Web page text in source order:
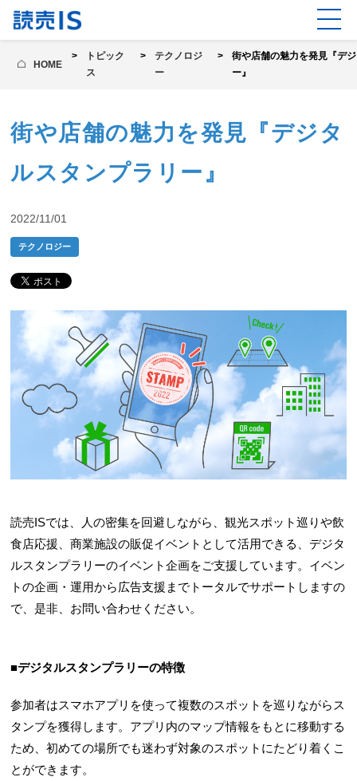
HOME
トピック
ス
テクノロジ
ー
街や店舗の魅力を発見『デ
ー』
街や店舗の魅力を発見『デジタ
ルスタンプラリー』
2022/11/01
テクノロジー
読売ISでは、人の密集を回避しながら、観光スポット巡りや飲
食店応援、商業施設の販促イベントとして活用できる、デジタ
ルスタンプラリーのイベント企画をご支援しています。イベン
トの企画・運用から広告支援までトータルでサポートしますの
で、是非、お問い合わせください。
■デジタルスタンプラリーの特徴
参加者はスマホアプリを使って複数のスポットを巡りながらス
タンプを獲得します。アプリ内のマップ情報をもとに移動する
ため、初めての場所でも迷わず対象のスポットにたどり着くこ
とができます。